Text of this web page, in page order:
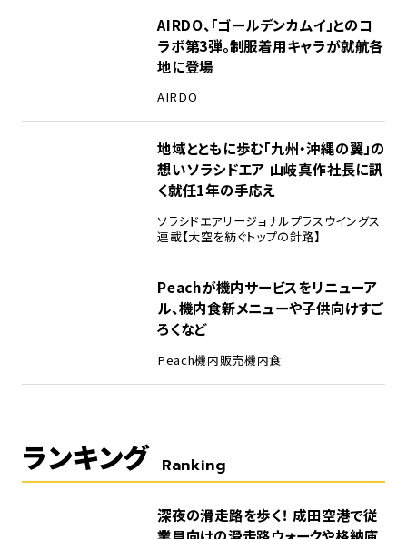
AIRDO、「ゴールデンカムイ」とのコ
ラボ第3弾。制服着用キャラが就航各
地に登場
AIRDO
地域とともに歩む「九州・沖縄の翼」の
想い――ソラシドエア 山岐真作社長に訊
く就任1年の手応え
ソラシドエアリージョナルプラスウイングス
連載【大空を紡ぐトップの針路】
Peachが機内サービスをリニューア
ル、機内食新メニューや子供向けすご
ろくなど
Peach機内販売機内食
ランキング Ranking
深夜の滑走路を歩く！ 成田空港で従